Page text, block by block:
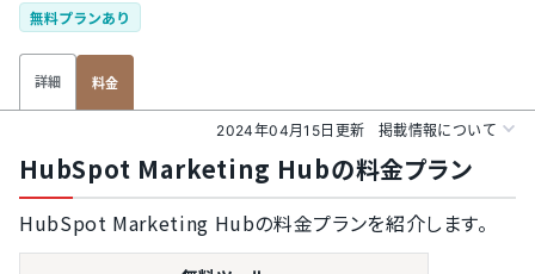
無料プランあり
詳細 料金
2024年04月15日更新 掲載情報について
HubSpot Marketing Hubの料金プラン
HubSpot Marketing Hubの料金プランを紹介します。